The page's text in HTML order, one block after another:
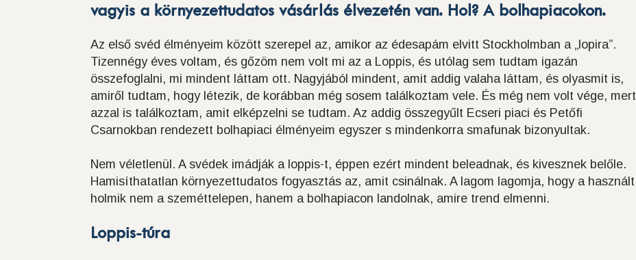
vagyis a környezettudatos vásárlás élvezetén van. Hol? A bolhapiacokon.
Az első svéd élményeim között szerepel az, amikor az édesapám elvitt Stockholmban a „lopira”.
Tizennégy éves voltam, és gőzöm nem volt mi az a Loppis, és utólag sem tudtam igazán
összefoglalni, mi mindent láttam ott. Nagyjából mindent, amit addig valaha láttam, és olyasmit is,
amiről tudtam, hogy létezik, de korábban még sosem találkoztam vele. És még nem volt vége, mert
azzal is találkoztam, amit elképzelni se tudtam. Az addig összegyűlt Ecseri piaci és Petőfi
Csarnokban rendezett bolhapiaci élményeim egyszer s mindenkorra smafunak bizonyultak.
Nem véletlenül. A svédek imádják a loppis-t, éppen ezért mindent beleadnak, és kivesznek belőle.
Hamisíthatatlan környezettudatos fogyasztás az, amit csinálnak. A lagom lagomja, hogy a használt
holmik nem a szeméttelepen, hanem a bolhapiacon landolnak, amire trend elmenni.
Loppis-túra